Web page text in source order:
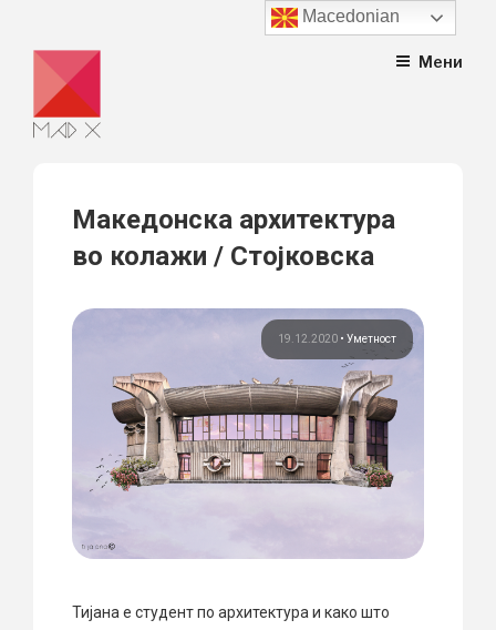
content
Мени
Македонска архитектура
во колажи / Стојковска
19.12.2020 • Уметност
Тијана е студент по архитектура и како што
Macedonian